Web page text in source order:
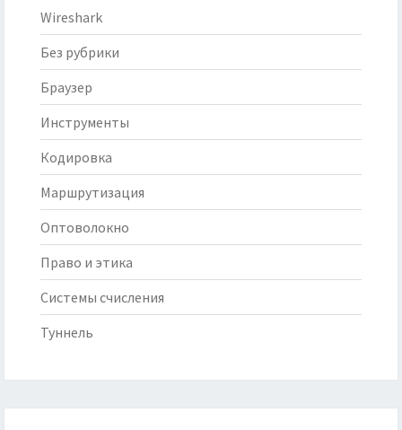
Wireshark
Без рубрики
Браузер
Инструменты
Кодировка
Маршрутизация
Оптоволокно
Право и этика
Системы счисления
Туннель